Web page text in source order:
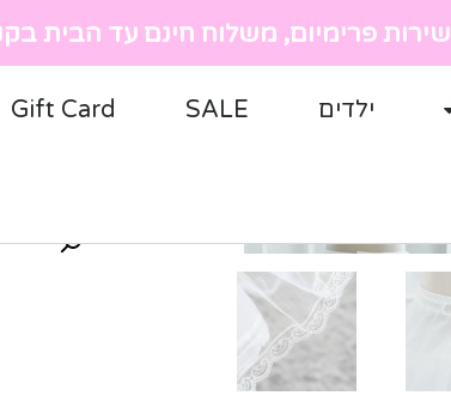
שירות פרימיום, משלוח חינם עד הבית בקניה
ילדים SALE
Gift Card